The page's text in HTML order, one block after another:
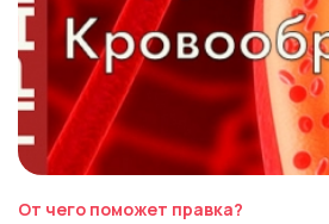
От чего поможет правка?